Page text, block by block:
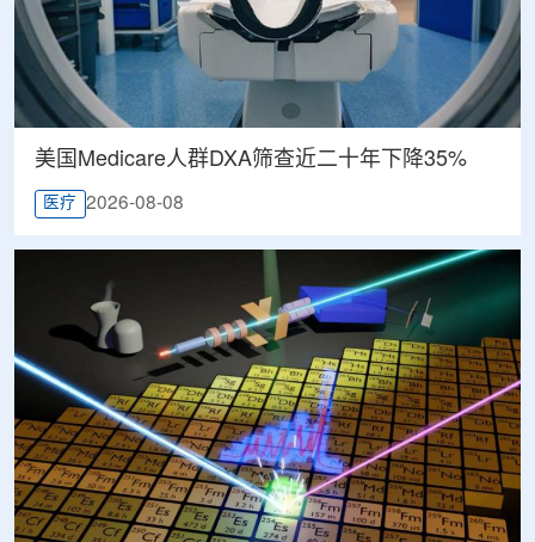
美国Medicare人群DXA筛查近二十年下降35%
医疗 2026-08-08